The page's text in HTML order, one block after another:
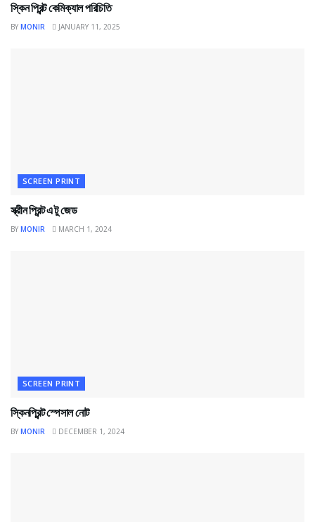
স্কিন প্রিন্ট কেমিক্যাল পরিচিতি
BY MONIR JANUARY 11, 2025
SCREEN PRINT
স্ক্রীন প্রিন্ট এ টু জেড
BY MONIR MARCH 1, 2024
SCREEN PRINT
স্কিনপ্রিন্ট স্পেসাল নোট
BY MONIR DECEMBER 1, 2024